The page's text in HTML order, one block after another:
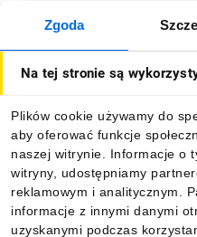
Zgoda
Na tej stronie są
Plików cookie używamy do
aby oferować funkcje
naszej witrynie. Informacje o
witryny, udostępniamy
reklamowym i analitycznym.
informacje z innymi danymi
uzyskanymi podczas
O firmie
Informacje
Pobierz naszą